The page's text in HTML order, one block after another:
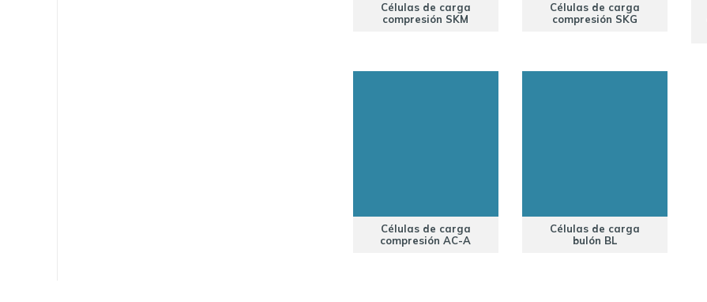
Células de carga
compresión SKM
Células de carga
compresión SKG
Células de carga
compresión AC-A
Células de carga
bulón BL